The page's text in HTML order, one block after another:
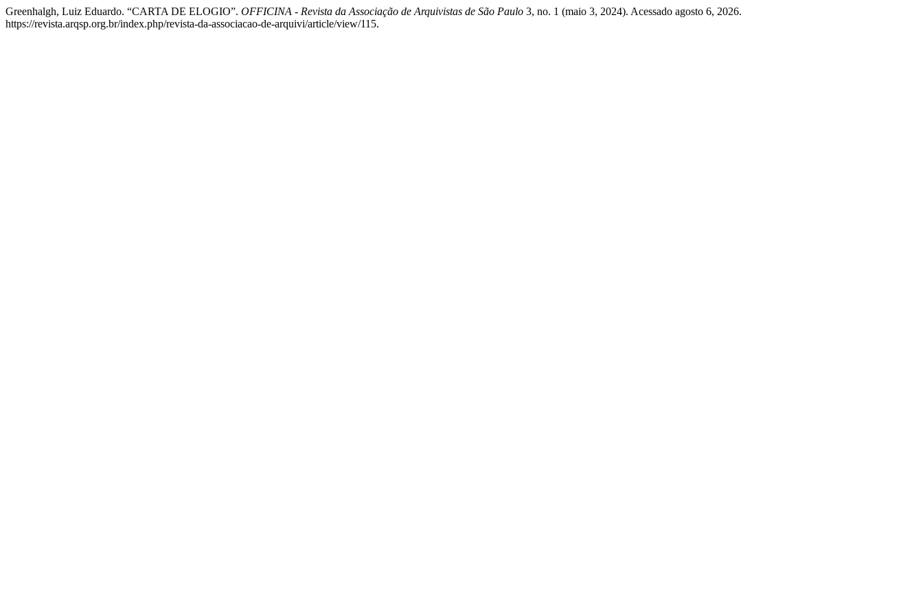
Greenhalgh, Luiz Eduardo. “CARTA DE ELOGIO”. OFFICINA - Revista da Associação de Arquivistas de São Paulo 3, no. 1 (maio 3, 2024). Acessado agosto 6, 2026.
https://revista.arqsp.org.br/index.php/revista-da-associacao-de-arquivi/article/view/115.